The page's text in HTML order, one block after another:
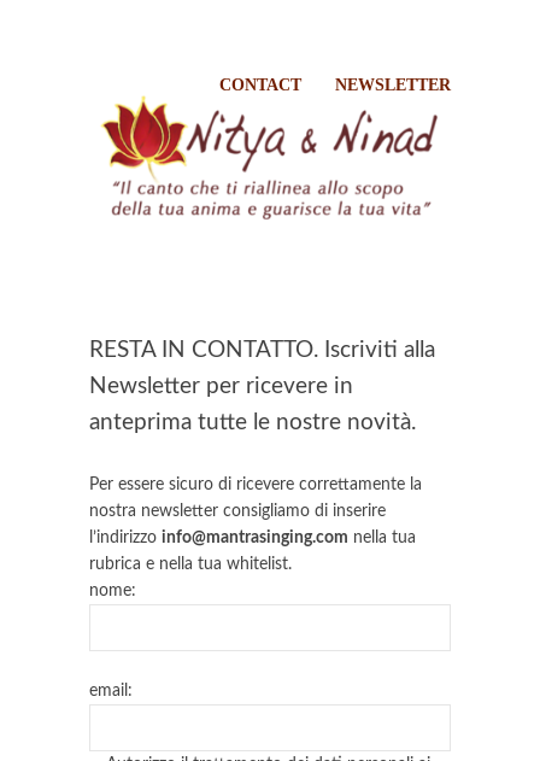
CONTACT NEWSLETTER
RESTA IN CONTATTO. Iscriviti alla
Newsletter per ricevere in
anteprima tutte le nostre novità.
Per essere sicuro di ricevere correttamente la
nostra newsletter consigliamo di inserire
l’indirizzo info@mantrasinging.com nella tua
rubrica e nella tua whitelist.
nome:
email: